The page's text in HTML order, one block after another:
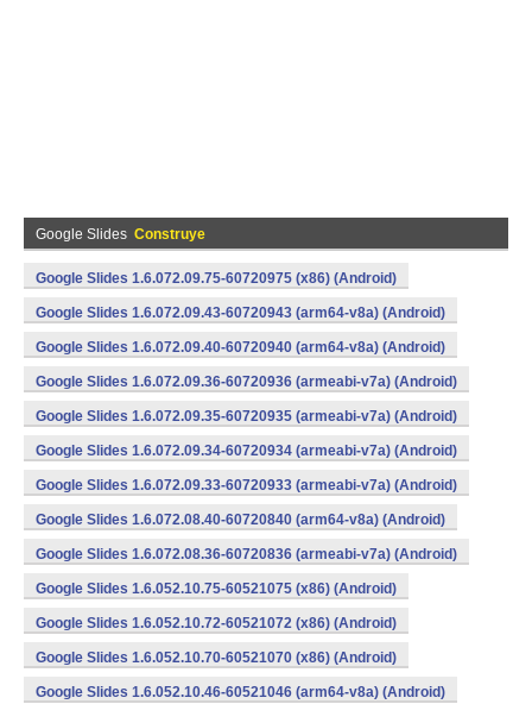
Google Slides Construye
Google Slides 1.6.072.09.75-60720975 (x86) (Android)
Google Slides 1.6.072.09.43-60720943 (arm64-v8a) (Android)
Google Slides 1.6.072.09.40-60720940 (arm64-v8a) (Android)
Google Slides 1.6.072.09.36-60720936 (armeabi-v7a) (Android)
Google Slides 1.6.072.09.35-60720935 (armeabi-v7a) (Android)
Google Slides 1.6.072.09.34-60720934 (armeabi-v7a) (Android)
Google Slides 1.6.072.09.33-60720933 (armeabi-v7a) (Android)
Google Slides 1.6.072.08.40-60720840 (arm64-v8a) (Android)
Google Slides 1.6.072.08.36-60720836 (armeabi-v7a) (Android)
Google Slides 1.6.052.10.75-60521075 (x86) (Android)
Google Slides 1.6.052.10.72-60521072 (x86) (Android)
Google Slides 1.6.052.10.70-60521070 (x86) (Android)
Google Slides 1.6.052.10.46-60521046 (arm64-v8a) (Android)